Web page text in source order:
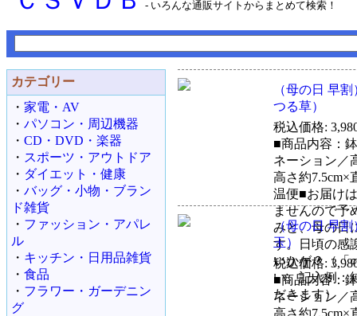
- いろんな通販サイトからまとめて検索！
カテゴリー
・ 家電・AV
・ パソコン・周辺機器
・ CD・DVD・楽器
・ スポーツ・アウトドア
・ ダイエット・健康
・ バッグ・小物・ブラン
ド雑貨
・ ファッション・アパレ
ル
・ キッチン・日用品雑貨
・ 食品
・ フラワー・ガーデニン
グ
（母の日 早
つる草）
税込価格:
■商品内容：
ネーション／
高さ約
温便■お届け
ませんので予
みと、母の日
す。日頃の感
いかが？（「
い。記入例：
だきます）
（母の日 早
玉）
税込価格:
■商品内容：
ネーション／
高さ約